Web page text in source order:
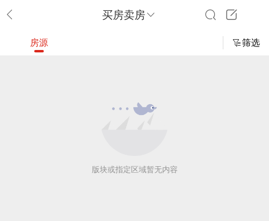
买房卖房
房源 筛选
版块或指定区域暂无内容